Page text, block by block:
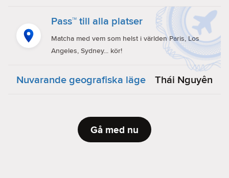
Pass™ till alla platser
Matcha med vem som helst i världen Paris, Los
Angeles, Sydney... kör!
Nuvarande geografiska läge Thái Nguyên
Gå med nu